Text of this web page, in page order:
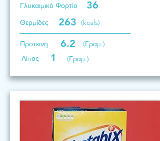
Γλυκαιμικό Φορτίο 36
Θερμίδες 263 (kcals)
Προτεινη 6.2
(Γραμ.)
Λίπος
1 (Γραμ.)